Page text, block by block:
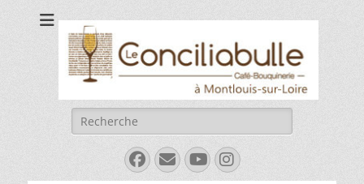
Café-bouquinerie à Montlouis-sur-Loire
Rechercher :
Facebook
E-
mail
YouTube
Instagram